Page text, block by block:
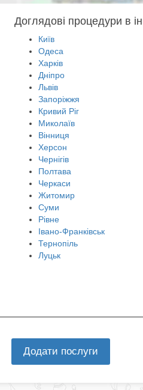
Доглядові процедури в
Київ
Одеса
Харків
Дніпро
Львів
Запоріжжя
Кривий Ріг
Миколаїв
Вінниця
Херсон
Чернігів
Полтава
Черкаси
Житомир
Суми
Рівне
Івано-Франківськ
Тернопіль
Луцьк
Додати послуги